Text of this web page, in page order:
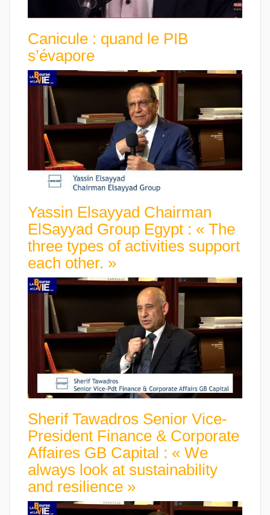
Canicule : quand le PIB
s’évapore
Yassin Elsayyad Chairman
ElSayyad Group Egypt : « The
three types of activities support
each other. »
Sherif Tawadros Senior Vice-
President Finance & Corporate
Affaires GB Capital : « We
always look at sustainability
and resilience »